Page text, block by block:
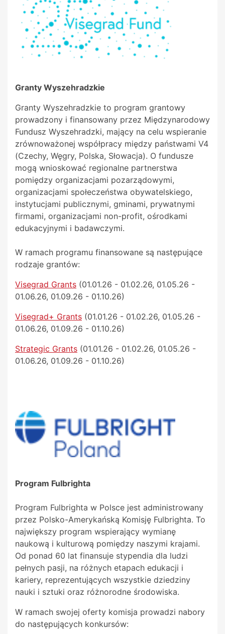
Granty Wyszehradzkie
Granty Wyszehradzkie to program grantowy
prowadzony i finansowany przez Międzynarodowy
Fundusz Wyszehradzki, mający na celu wspieranie
zrównoważonej współpracy między państwami V4
(Czechy, Węgry, Polska, Słowacja). O fundusze
mogą wnioskować regionalne partnerstwa
pomiędzy organizacjami pozarządowymi,
organizacjami społeczeństwa obywatelskiego,
instytucjami publicznymi, gminami, prywatnymi
firmami, organizacjami non-profit, ośrodkami
edukacyjnymi i badawczymi.
W ramach programu finansowane są następujące
rodzaje grantów:
Visegrad Grants (01.01.26 - 01.02.26, 01.05.26 -
01.06.26, 01.09.26 - 01.10.26)
Visegrad+ Grants (01.01.26 - 01.02.26, 01.05.26 -
01.06.26, 01.09.26 - 01.10.26)
Strategic Grants (01.01.26 - 01.02.26, 01.05.26 -
01.06.26, 01.09.26 - 01.10.26)
Program Fulbrighta
Program Fulbrighta w Polsce jest administrowany
przez Polsko-Amerykańską Komisję Fulbrighta. To
największy program wspierający wymianę
naukową i kulturową pomiędzy naszymi krajami.
Od ponad 60 lat finansuje stypendia dla ludzi
pełnych pasji, na różnych etapach edukacji i
kariery, reprezentujących wszystkie dziedziny
nauki i sztuki oraz różnorodne środowiska.
W ramach swojej oferty komisja prowadzi nabory
do następujących konkursów: